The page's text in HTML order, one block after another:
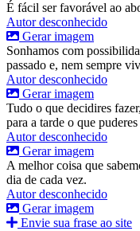
É fácil ser favorável ao
Autor desconhecido
Gerar imagem
Sonhamos com
passado e, nem sempre
Autor desconhecido
Gerar imagem
Tudo o que decidires
para a tarde o que
Autor desconhecido
Gerar imagem
A melhor coisa que
dia de cada vez.
Autor desconhecido
Gerar imagem
Envie sua frase ao site